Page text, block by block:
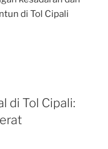
di Tol Cipali
di Tol Cipali: